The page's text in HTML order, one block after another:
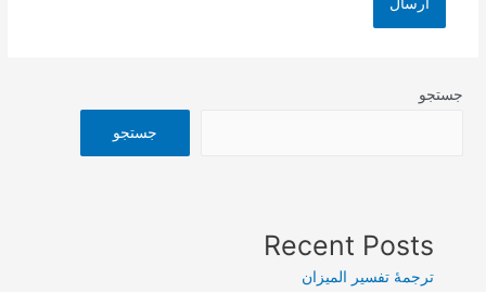
جستجو
جستجو
Recent Posts
ترجمۀ تفسیر المیزان